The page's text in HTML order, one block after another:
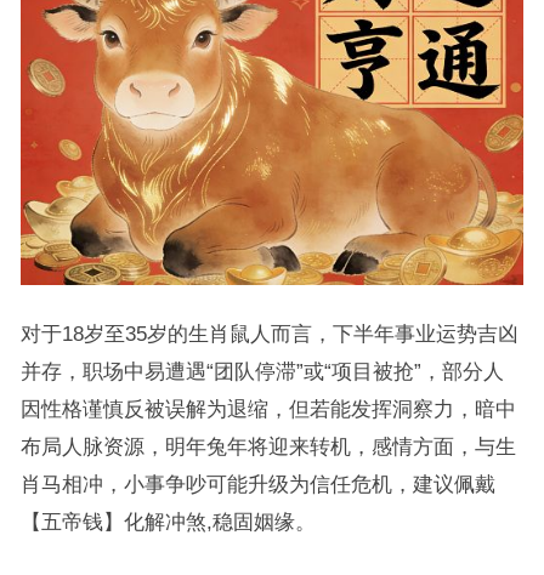
对于18岁至35岁的生肖鼠人而言，下半年事业运势吉凶
并存，职场中易遭遇“团队停滞”或“项目被抢”，部分人
因性格谨慎反被误解为退缩，但若能发挥洞察力，暗中
布局人脉资源，明年兔年将迎来转机，感情方面，与生
肖马相冲，小事争吵可能升级为信任危机，建议佩戴
【五帝钱】化解冲煞,稳固姻缘。